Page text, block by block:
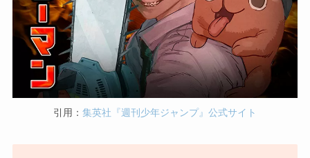
引用： 集英社『週刊少年ジャンプ』公式サイト